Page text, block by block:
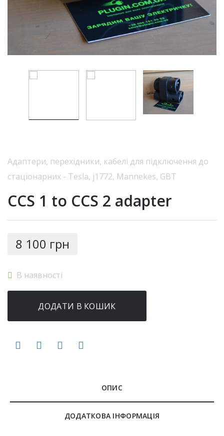
Адаптери, перехідники, кабелі для підключення до
стаціонарних - Tesla, j1772, Mannekes, GBT
CCS 1 to CCS 2 adapter
8 100 грн
В наявності
ДОДАТИ В КОШИК
ОПИС
ДОДАТКОВА ІНФОРМАЦІЯ